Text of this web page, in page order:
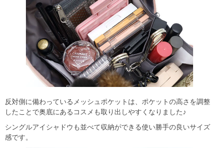
反対側に備わっているメッシュポケットは、ポケットの高さを調整
したことで奥底にあるコスメも取り出しやすくなりました♪
シングルアイシャドウも並べて収納ができる使い勝手の良いサイズ
感です。